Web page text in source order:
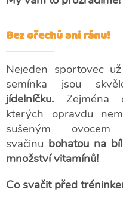
Bez ořechů ani ránu!
Nejeden sportovec
semínka jsou
jídelníčku. Zejména
kterých opravdu
sušeným ovocem
svačinu bohatou na
množství vitamínů!
Co svačit před